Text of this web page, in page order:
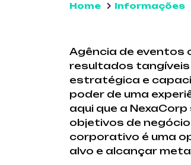
Home Informações
Agência de eventos
resultados tangíveis
estratégica e
poder de uma
aqui que a
objetivos de
corporativo é uma
alvo e alcançar